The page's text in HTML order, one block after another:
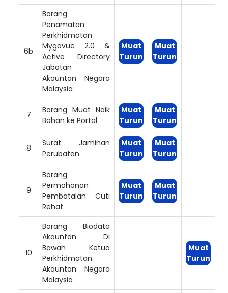
6b
Borang
Penamatan
Perkhidmatan
Mygovuc 2.0 &
Active Directory
Jabatan
Akauntan Negara
Malaysia
Muat
Turun
Muat
Turun
7
Borang Muat Naik
Bahan ke Portal
Muat
Turun
Muat
Turun
8
Surat Jaminan
Perubatan
Muat
Turun
Muat
Turun
9
Borang
Permohonan
Pembatalan Cuti
Rehat
Muat
Turun
Muat
Turun
10
Borang Biodata
Akauntan Di
Bawah Ketua
Perkhidmatan
Akauntan Negara
Malaysia
Muat
Turun